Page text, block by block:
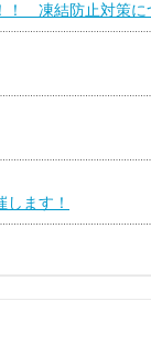
！ 凍結防止対策に
ます！